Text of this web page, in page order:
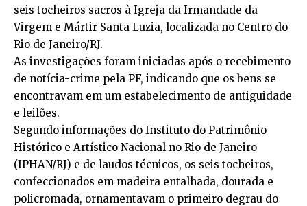
seis tocheiros sacros à Igreja da Irmandade da
Virgem e Mártir Santa Luzia, localizada no Centro do
Rio de Janeiro/RJ.
As investigações foram iniciadas após o recebimento
de notícia-crime pela PF, indicando que os bens se
encontravam em um estabelecimento de antiguidade
e leilões.
Segundo informações do Instituto do Patrimônio
Histórico e Artístico Nacional no Rio de Janeiro
(IPHAN/RJ) e de laudos técnicos, os seis tocheiros,
confeccionados em madeira entalhada, dourada e
policromada, ornamentavam o primeiro degrau do